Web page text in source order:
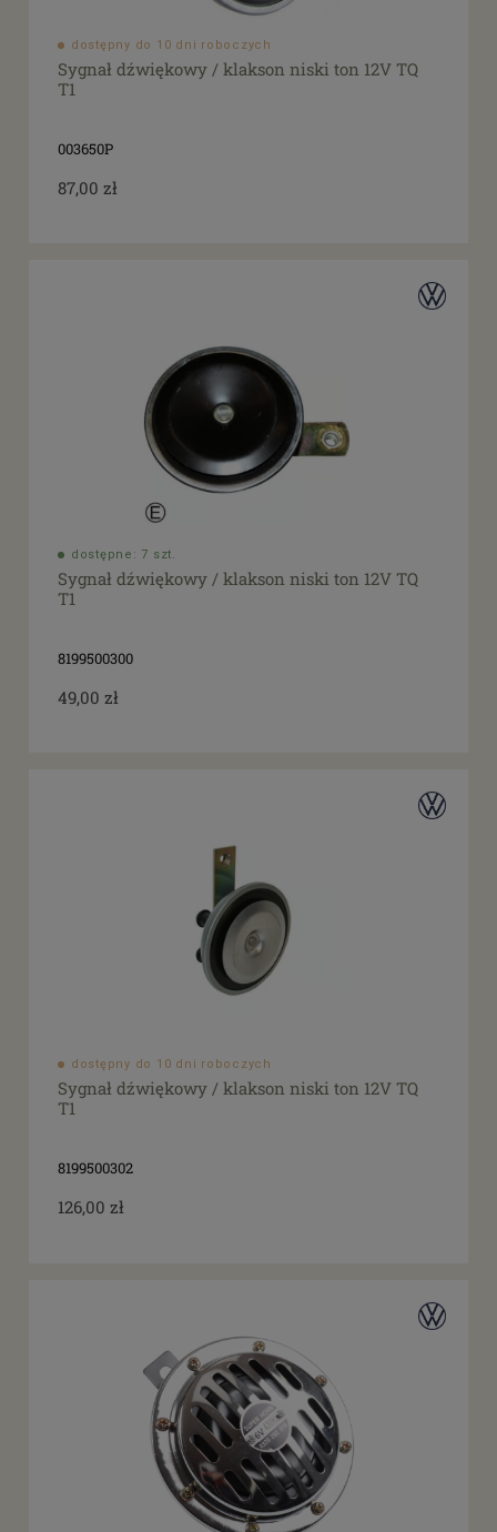
dostępny do 10 dni roboczych
Sygnał dźwiękowy / klakson niski ton 12V TQ
T1
003650P
87,00 zł
dostępne: 7 szt.
Sygnał dźwiękowy / klakson niski ton 12V TQ
T1
8199500300
49,00 zł
dostępny do 10 dni roboczych
Sygnał dźwiękowy / klakson niski ton 12V TQ
T1
8199500302
126,00 zł